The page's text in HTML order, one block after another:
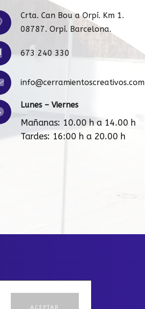
ACEPTAR
Crta. Can Bou a Orpí. Km 1.
08787. Orpí. Barcelona.
673 240 330
info@cerramientoscreativos.com
Lunes – Viernes
Mañanas: 10.00 h a 14.00 h
Tardes: 16:00 h a 20.00 h